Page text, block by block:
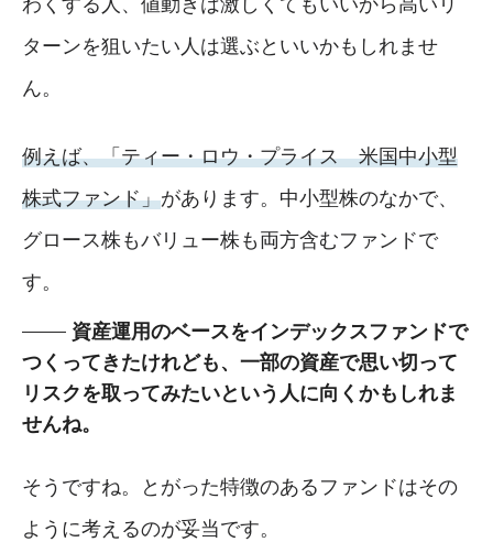
わくする人、値動きは激しくてもいいから高いリ
ターンを狙いたい人は選ぶといいかもしれませ
ん。
例えば、「ティー・ロウ・プライス 米国中小型
株式ファンド」があります。中小型株のなかで、
グロース株もバリュー株も両方含むファンドで
す。
資産運用のベースをインデックスファンドで
つくってきたけれども、一部の資産で思い切って
リスクを取ってみたいという人に向くかもしれま
せんね。
そうですね。とがった特徴のあるファンドはその
ように考えるのが妥当です。